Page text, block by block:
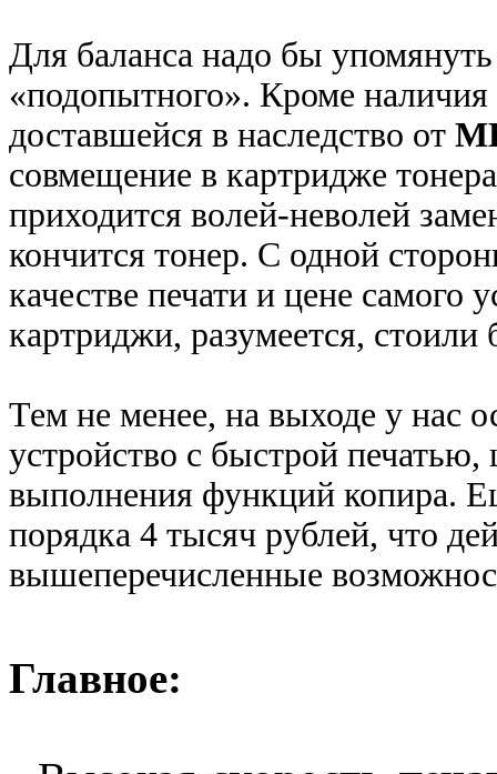
Для баланса надо бы
«подопытного». Кроме
доставшейся в наследство от
совмещение в картридже
приходится волей-неволей
кончится тонер. С одной
качестве печати и цене самого
картриджи, разумеется,
Тем не менее, на выходе у нас
устройство с быстрой
выполнения функций копира.
порядка 4 тысяч рублей, что
вышеперечисленные
Главное: